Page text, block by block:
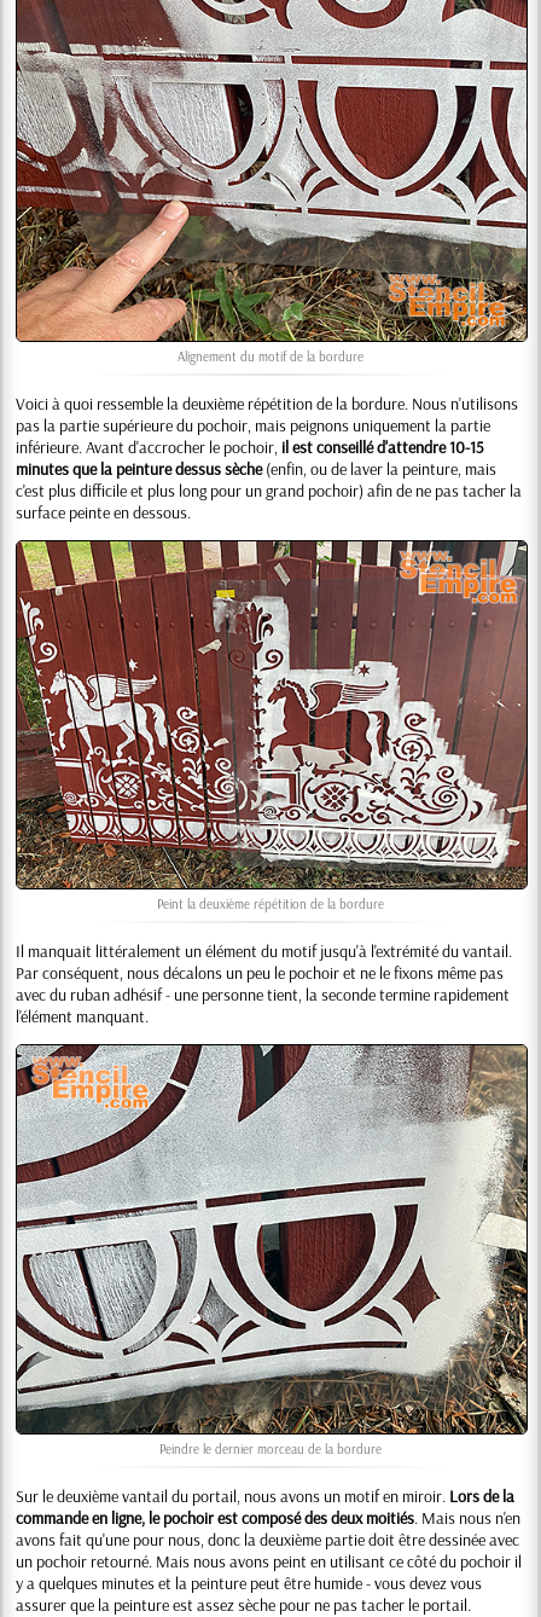
Alignement du motif de la bordure
Voici à quoi ressemble la deuxième répétition de la bordure. Nous n'utilisons
pas la partie supérieure du pochoir, mais peignons uniquement la partie
inférieure. Avant d'accrocher le pochoir, il est conseillé d'attendre 10-15
minutes que la peinture dessus sèche(enfin, ou de laver la peinture, mais
c'est plus difficile et plus long pour un grand pochoir) afin de ne pas tacher la
surface peinte en dessous.
Peint la deuxième répétition de la bordure
Il manquait littéralement un élément du motif jusqu'à l'extrémité du vantail.
Par conséquent, nous décalons un peu le pochoir et ne le fixons même pas
avec du ruban adhésif - une personne tient, la seconde termine rapidement
l'élément manquant.
Peindre le dernier morceau de la bordure
Sur le deuxième vantail du portail, nous avons un motif en miroir. Lors de la
commande en ligne, le pochoir est composé des deux moitiés. Mais nous n'en
avons fait qu'une pour nous, donc la deuxième partie doit être dessinée avec
un pochoir retourné. Mais nous avons peint en utilisant ce côté du pochoir il
y a quelques minutes et la peinture peut être humide - vous devez vous
assurer que la peinture est assez sèche pour ne pas tacher le portail.